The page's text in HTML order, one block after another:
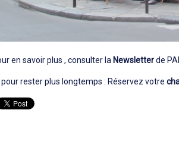
en savoir plus , consulter la Newsletterde
pour rester plus longtemps : Réservez votre